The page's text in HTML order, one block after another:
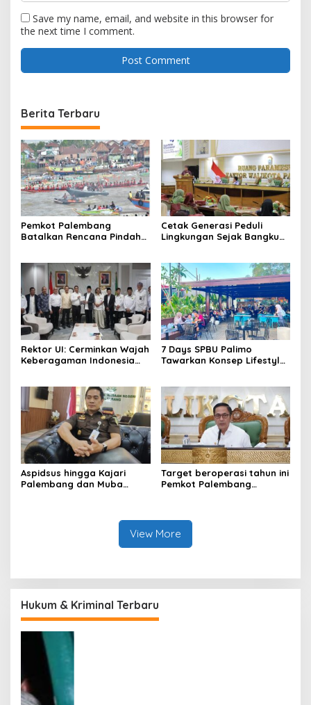
Save my name, email, and website in this browser for
the next time I comment.
Berita Terbaru
Pemkot Palembang
Batalkan Rencana Pindah
Musi
Cetak Generasi Peduli
Lingkungan Sejak Bangku
Program Adiwiyata
Rektor UI: Cerminkan Wajah
Keberagaman Indonesia
7 Days SPBU Palimo
Tawarkan Konsep Lifestyle
Kota Palembang
Aspidsus hingga Kajari
Palembang dan Muba
Target beroperasi tahun ini
Pemkot Palembang
View More
Hukum & Kriminal Terbaru